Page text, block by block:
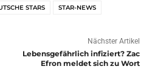
STARS STAR-NEWS
Nächster Artikel
Lebensgefährlich infiziert? Zac
Efron meldet sich zu Wort